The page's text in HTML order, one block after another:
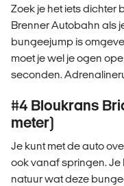
Zoek je het iets dichter
Brenner Autobahn als
bungeejump is
moet je wel je ogen
seconden.
#4 Bloukrans
meter)
Je kunt met de auto
ook vanaf springen.
natuur wat deze